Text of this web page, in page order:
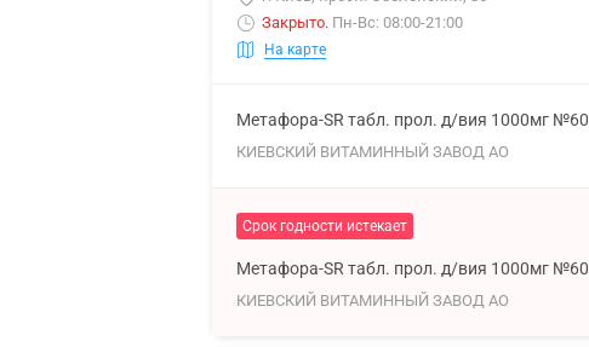
Закрыто. Пн-Вс: 08:00-21:00
На карте
Метафора-SR табл. прол. д/вия 1000мг №60
КИЕВСКИЙ ВИТАМИННЫЙ ЗАВОД АО
Срок годности истекает
Метафора-SR табл. прол. д/вия 1000мг №60
КИЕВСКИЙ ВИТАМИННЫЙ ЗАВОД АО